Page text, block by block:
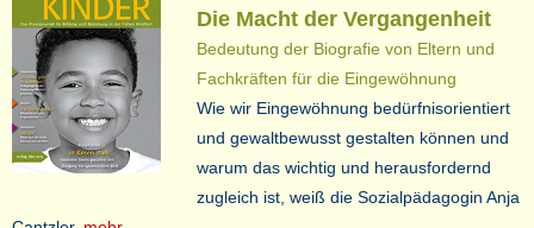
Die Macht der Vergangenheit
Bedeutung der Biografie von Eltern und
Fachkräften für die Eingewöhnung
Wie wir Eingewöhnung bedürfnisorientiert
und gewaltbewusst gestalten können und
warum das wichtig und herausfordernd
zugleich ist, weiß die Sozialpädagogin Anja